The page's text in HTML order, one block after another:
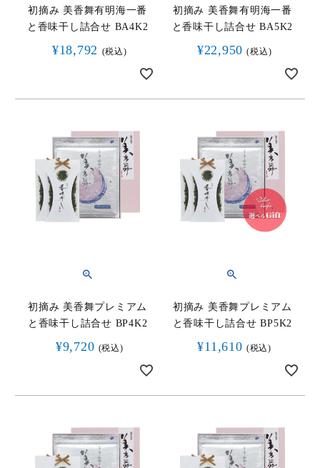
初摘み 美香舞有明海一番
と香味干し詰合せ BA4K2
¥18,792 税込
初摘み 美香舞有明海一番
と香味干し詰合せ BA5K2
¥22,950 税込
初摘み 美香舞プレミアム
と香味干し詰合せ BP4K2
¥9,720 税込
初摘み 美香舞プレミアム
と香味干し詰合せ BP5K2
¥11,610 税込